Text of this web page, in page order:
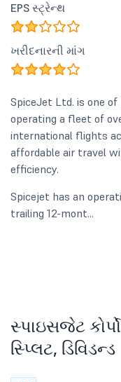
EPS સ્ટ્રેન્થ
ખરીદનારની માંગ
SpiceJet Ltd. is one of
operating a fleet of
international flights
affordable air travel
efficiency.
Spicejet has an
trailing 12-mont...
સ્પાઇસજેટ
સ્પ્લિટ, ડિવિડન્ડ